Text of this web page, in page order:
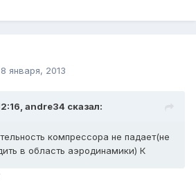
8 января, 2013
andre34 сказал:
компрессора не падает(не
в область аэродинамики) К